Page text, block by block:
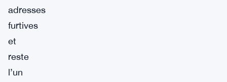
adresses
furtives
et
reste
l’un